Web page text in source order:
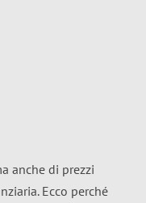
anche di prezzi
Ecco perché